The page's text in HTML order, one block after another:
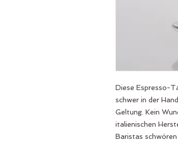
Diese Espresso-
schwer in der
Geltung. Kein
italienischen
Baristas